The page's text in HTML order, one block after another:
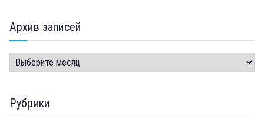
Архив записей
Рубрики